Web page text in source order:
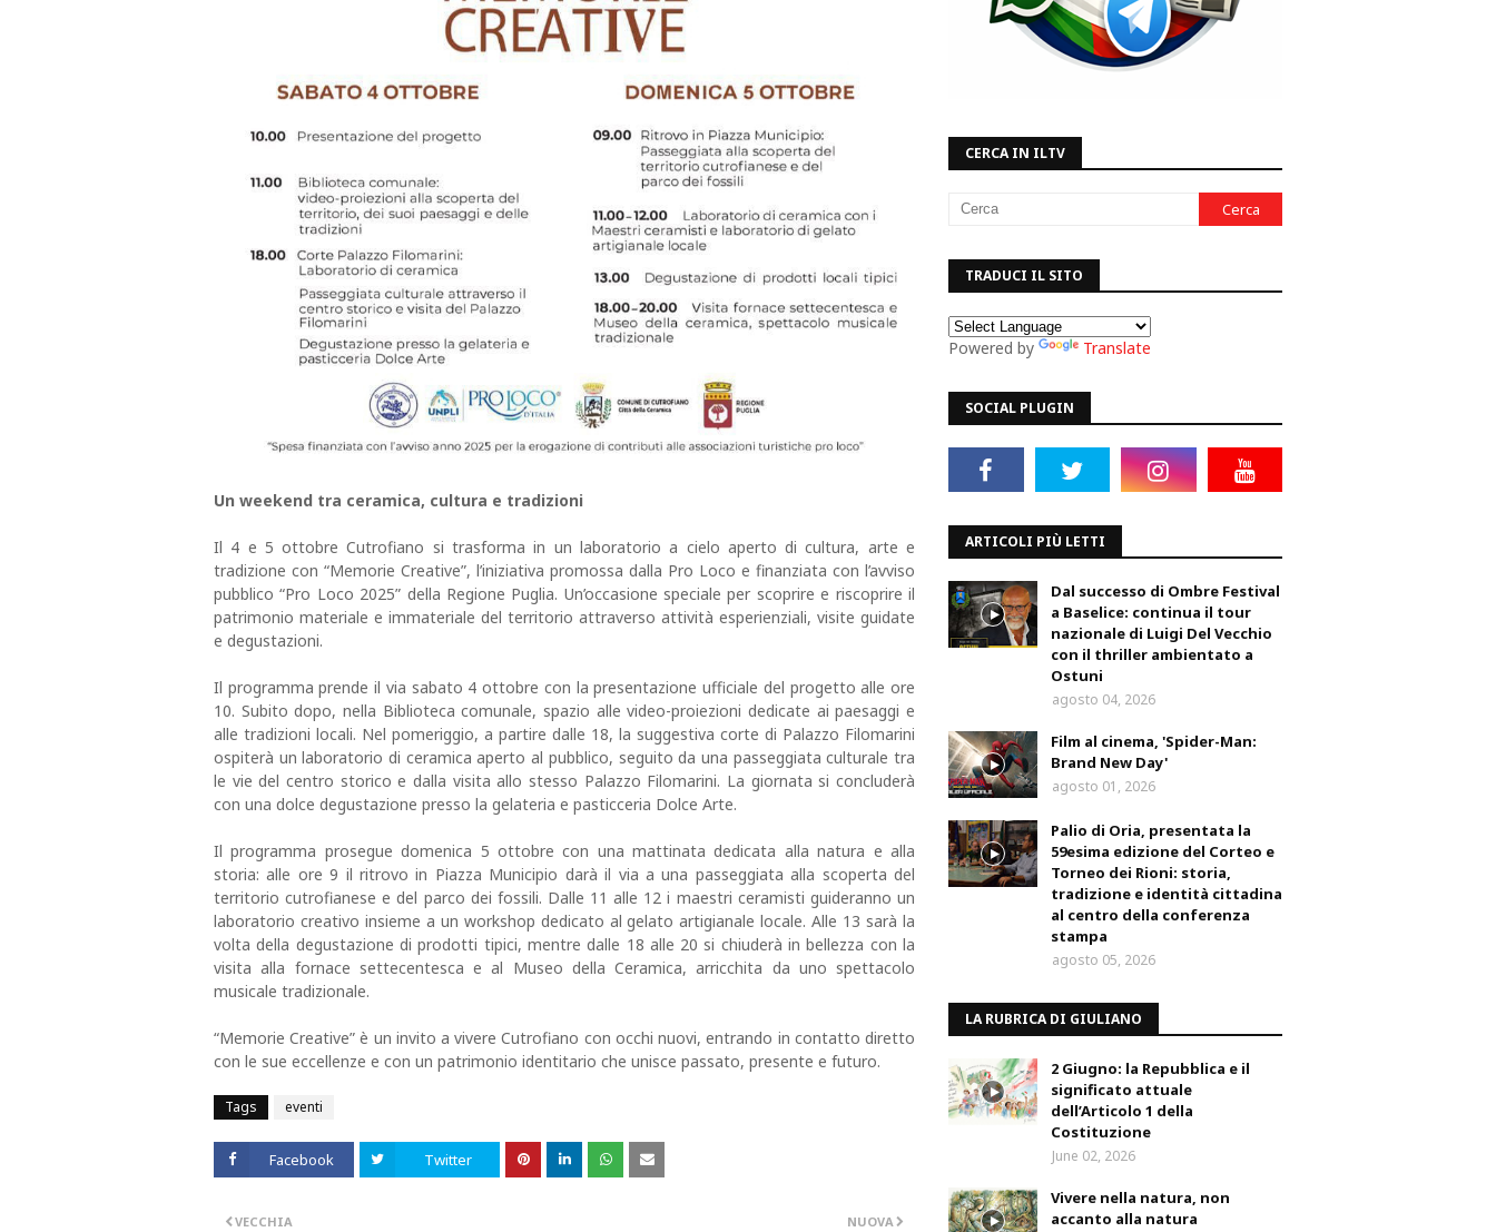
Un weekend tra ceramica, cultura e tradizioni
Il 4 e 5 ottobre Cutrofiano si trasforma in un laboratorio a cielo aperto di cultura, arte e
tradizione con “Memorie Creative”, l’iniziativa promossa dalla Pro Loco e finanziata con l’avviso
pubblico “Pro Loco 2025” della Regione Puglia. Un’occasione speciale per scoprire e riscoprire il
patrimonio materiale e immateriale del territorio attraverso attività esperienziali, visite guidate
e degustazioni.
Il programma prende il via sabato 4 ottobre con la presentazione ufficiale del progetto alle ore
10. Subito dopo, nella Biblioteca comunale, spazio alle video-proiezioni dedicate ai paesaggi e
alle tradizioni locali. Nel pomeriggio, a partire dalle 18, la suggestiva corte di Palazzo Filomarini
ospiterà un laboratorio di ceramica aperto al pubblico, seguito da una passeggiata culturale tra
le vie del centro storico e dalla visita allo stesso Palazzo Filomarini. La giornata si concluderà
con una dolce degustazione presso la gelateria e pasticceria Dolce Arte.
Il programma prosegue domenica 5 ottobre con una mattinata dedicata alla natura e alla
storia: alle ore 9 il ritrovo in Piazza Municipio darà il via a una passeggiata alla scoperta del
territorio cutrofianese e del parco dei fossili. Dalle 11 alle 12 i maestri ceramisti guideranno un
laboratorio creativo insieme a un workshop dedicato al gelato artigianale locale. Alle 13 sarà la
volta della degustazione di prodotti tipici, mentre dalle 18 alle 20 si chiuderà in bellezza con la
visita alla fornace settecentesca e al Museo della Ceramica, arricchita da uno spettacolo
musicale tradizionale.
“Memorie Creative” è un invito a vivere Cutrofiano con occhi nuovi, entrando in contatto diretto
con le sue eccellenze e con un patrimonio identitario che unisce passato, presente e futuro.
Tags eventi
Facebook Twitter
NUOVA
VECCHIA
CERCA IN ILTV
TRADUCI IL SITO
Powered by Translate
SOCIAL PLUGIN
ARTICOLI PIÙ LETTI
Dal successo di Ombre Festival
a Baselice: continua il tour
nazionale di Luigi Del Vecchio
con il thriller ambientato a
Ostuni
agosto 04, 2026
Film al cinema, 'Spider-Man:
Brand New Day'
agosto 01, 2026
Palio di Oria, presentata la
59esima edizione del Corteo e
Torneo dei Rioni: storia,
tradizione e identità cittadina
al centro della conferenza
stampa
agosto 05, 2026
LA RUBRICA DI GIULIANO
2 Giugno: la Repubblica e il
significato attuale
dell’Articolo 1 della
Costituzione
June 02, 2026
Vivere nella natura, non
accanto alla natura